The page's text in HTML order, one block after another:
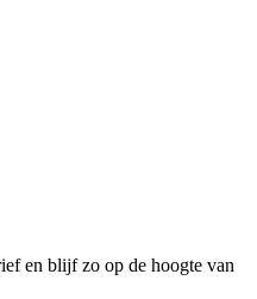
en blijf zo op de hoogte van